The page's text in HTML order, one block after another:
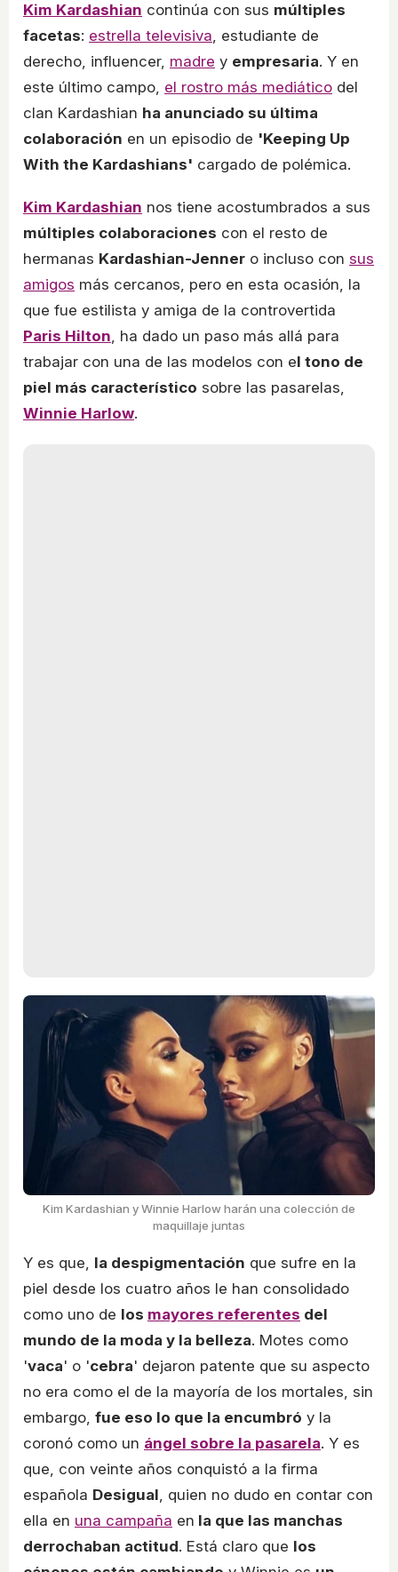
Kim Kardashian continúa con sus múltiples
facetas: estrella televisiva, estudiante de
derecho, influencer, madre y empresaria. Y en
este último campo, el rostro más mediático del
clan Kardashian ha anunciado su última
colaboración en un episodio de 'Keeping Up
With the Kardashians' cargado de polémica.
Kim Kardashian nos tiene acostumbrados a sus
múltiples colaboraciones con el resto de
hermanas Kardashian-Jenner o incluso con sus
amigos más cercanos, pero en esta ocasión, la
que fue estilista y amiga de la controvertida
Paris Hilton, ha dado un paso más allá para
trabajar con una de las modelos con el tono de
piel más característico sobre las pasarelas,
Winnie Harlow.
Kim Kardashian y Winnie Harlow harán una colección de
maquillaje juntas
Y es que, la despigmentación que sufre en la
piel desde los cuatro años le han consolidado
como uno de los mayores referentes del
mundo de la moda y la belleza. Motes como
'vaca' o 'cebra' dejaron patente que su aspecto
no era como el de la mayoría de los mortales, sin
embargo, fue eso lo que la encumbró y la
coronó como un ángel sobre la pasarela. Y es
que, con veinte años conquistó a la firma
española Desigual , quien no dudo en contar con
ella en una campaña en la que las manchas
derrochaban actitud. Está claro que los